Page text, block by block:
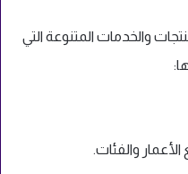
والخدمات المتنوعة التي
والفئات.